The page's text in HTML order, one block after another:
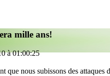
mille ans!
à 01:00:25
que nous subissons des attaques